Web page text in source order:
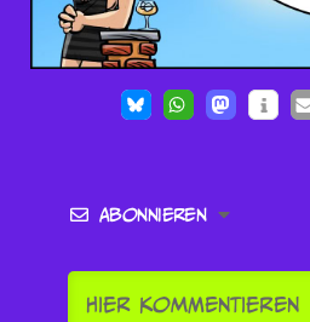
Abonnieren